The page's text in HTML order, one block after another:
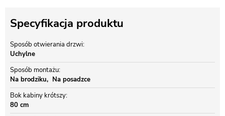
Specyfikacja produktu
Sposób otwierania drzwi
Uchylne
Sposób montażu
Na brodziku
Na posadzce
Bok kabiny krótszy
80 cm